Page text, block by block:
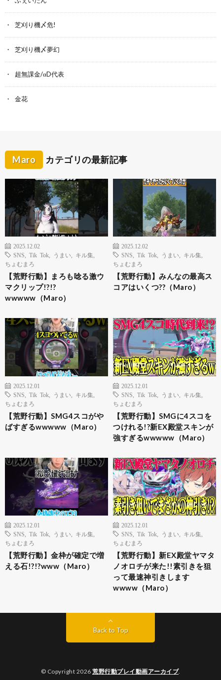
芝刈り機〆危!
芝刈り機〆夢幻
超無課金/αD代表
金花
Maro カテゴリの最新記事
2025.12.02
SNS
Tik Tok うまい キル集
ちょむまろ
【荒野行動】まろも唸る激ウ
マクリップ!?!?
wwwww（Maro）
2025.12.02
SNS
Tik Tok うまい キル集
ちょむまろ
【荒野行動】みんなの最高ス
コアはいくつ??（Maro）
2025.12.01
SNS
Tik Tok うまい キル集
ちょむまろ
【荒野行動】SMG4スコがや
ばすぎるwwwww（Maro）
2025.12.01
SNS
Tik Tok うまい キル集
ちょむまろ
【荒野行動】SMGに4スコを
つけれる!?新EX殿堂スキンが
強すぎるwwwww（Maro）
2025.12.01
SNS
Tik Tok うまい キル集
ちょむまろ
【荒野行動】金枠が確定で増
える石!?!?www（Maro）
2025.12.01
SNS
Tik Tok うまい キル集
ちょむまろ
【荒野行動】新EX殿堂ヤマタ
ノオロチが来た!!素引きを狙
って最速神引きします
wwww（Maro）
Back to Top
© Copyright 2026 荒野行動プレイ動画アーカイブ.